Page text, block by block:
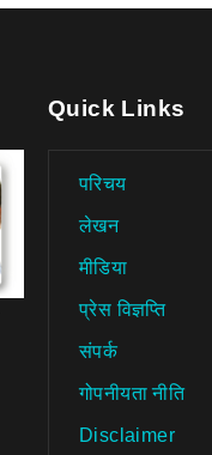
Quick Links
परिचय
लेखन
मीडिया
प्रेस विज्ञप्ति
संपर्क
गोपनीयता नीति
Disclaimer